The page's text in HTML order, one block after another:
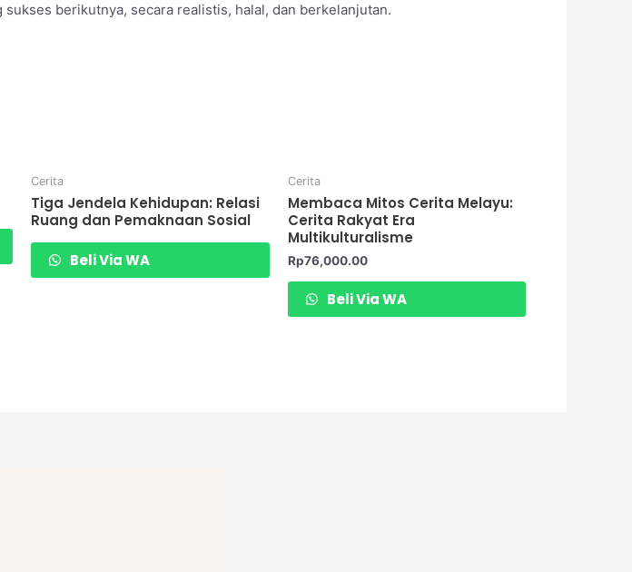
berikutnya, secara realistis, halal, dan berkelanjutan.
Cerita
Tiga Jendela Kehidupan: Relasi
Ruang dan Pemaknaan Sosial
Beli Via WA
Cerita
Membaca Mitos Cerita Melayu:
Cerita Rakyat Era
Multikulturalisme
Rp76,000.00
Beli Via WA